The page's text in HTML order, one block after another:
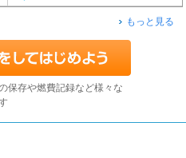
もっと見る
保存や燃費記録など様々な